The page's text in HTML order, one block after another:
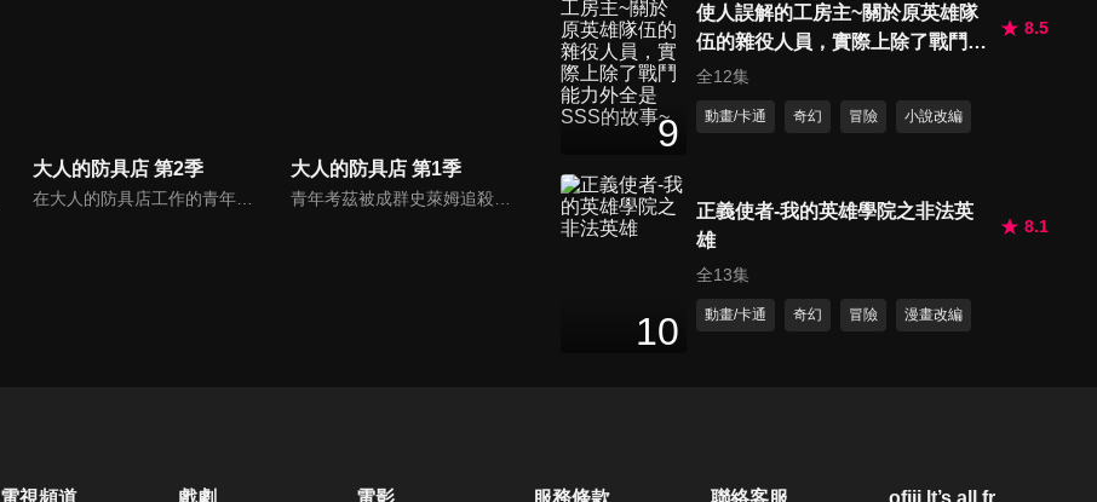
大人的防具店 第2季
在大人的防具店工作的青年考茲，與店長納登、招牌女店員莉莉葉塔、常客芙蕾雅莉卡，以及寄宿的魔王一起去蒐集防具的材料。問題都全交給魔王的強力魔法解決，一行人開開心心地蒐集完材料踏上歸途時，遇上了從天而降的防具。他們在那裡看見的光景是…？旅途中的冒險者們，歡迎來到大人的防具店。
大人的防具店 第1季
青年考茲被成群史萊姆追殺的時候，被神祕美少女莉莉葉塔救了下來。為了送回莉莉葉塔掉的東西，考茲便到城鎮上四處尋找她，並很幸運地找到她工作的防具店，沒想到…在那裡看見的光景竟是…？旅途中的冒險者們，歡迎來到大人的防具店。
第50集 想傳達的事
24分鐘
24分鐘
9
使人誤解的工房主~關於原英雄隊
伍的雜役人員，實際上除了戰鬥能
力外全是SSS的故事~
8.5
全12集
動畫/卡通 奇幻 冒險 小說改編
10
正義使者-我的英雄學院之非法英
雄
8.1
全13集
動畫/卡通 奇幻 冒險 漫畫改編
電視頻道 戲劇 電影 服務條款 聯絡客服